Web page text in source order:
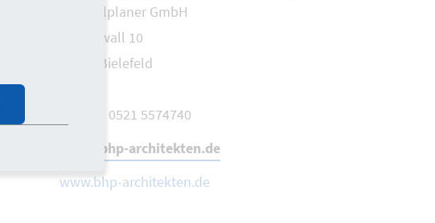
Generalplaner GmbH
Niederwall 10
33602 Bielefeld
Telefon 0521 5574740
mail@bhp-architekten.de
www.bhp-architekten.de